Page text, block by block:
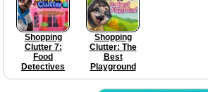
Shopping
Clutter 7:
Food
Detectives
Shopping
Clutter: The
Best
Playground